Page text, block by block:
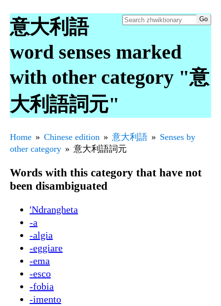
意大利語
word senses marked
with other category "意
大利語詞元"
Home Chinese edition 意大利語
Senses by
other category
意大利語詞元
Words with this category that have not
been disambiguated
'Ndrangheta
-a
-algia
-eggiare
-ema
-esco
-fobia
-imento